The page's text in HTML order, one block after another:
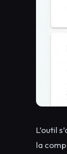
L’outil
la